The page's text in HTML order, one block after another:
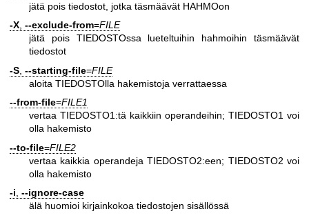
jätä pois tiedostot, jotka täsmäävät HAHMOon
-X, --exclude-from=FILE
jätä pois TIEDOSTOssa lueteltuihin hahmoihin täsmäävät
tiedostot
-S --starting-file=FILE
aloita TIEDOSTOlla hakemistoja verrattaessa
--from-file=FILE1
vertaa TIEDOSTO1:tä kaikkiin operandeihin; TIEDOSTO1 voi
olla hakemisto
--to-file=FILE2
vertaa kaikkia operandeja TIEDOSTO2:een; TIEDOSTO2 voi
olla hakemisto
-i --ignore-case
älä huomioi kirjainkokoa tiedostojen sisällössä